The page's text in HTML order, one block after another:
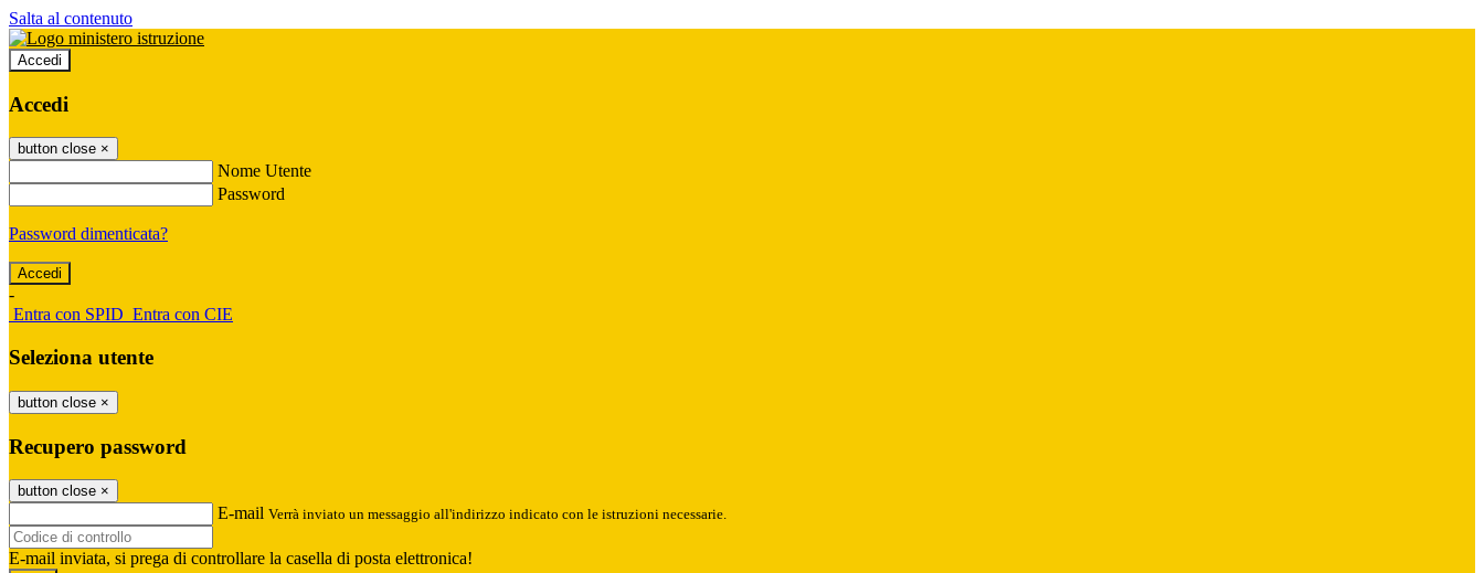
Salta al contenuto
Accedi
Accedi
button close ×
Nome Utente
Password
Password dimenticata?
-
Entra con SPID Entra con CIE
Seleziona utente
button close ×
Recupero password
button close ×
E-mail Verrà inviato un messaggio all'indirizzo indicato con le istruzioni necessarie.
E-mail inviata, si prega di controllare la casella di posta elettronica!